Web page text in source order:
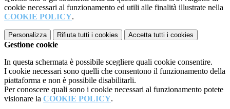
cookie necessari al funzionamento ed utili alle finalità illustrate nella
COOKIE POLICY.
Personalizza Rifiuta tutti i cookies Accetta tutti i cookies
Gestione cookie
In questa schermata è possibile scegliere quali cookie consentire.
I cookie necessari sono quelli che consentono il funzionamento della
piattaforma e non è possibile disabilitarli.
Per conoscere quali sono i cookie necessari al funzionamento potete
visionare la COOKIE POLICY.